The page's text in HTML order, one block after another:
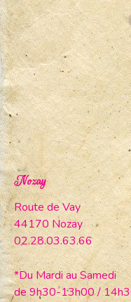
Nozay
Route de Vay
44170 Nozay
02.28.03.63.66
*Du Mardi au Samedi
de 9h30-13h00 /